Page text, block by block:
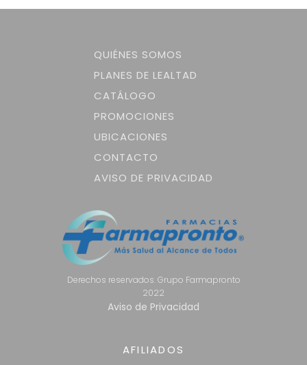
QUIÉNES SOMOS
PLANES DE LEALTAD
CATÁLOGO
PROMOCIONES
UBICACIONES
CONTACTO
AVISO DE PRIVACIDAD
Derechos reservados. Grupo Farmapronto
2022
Aviso de Privacidad
AFILIADOS